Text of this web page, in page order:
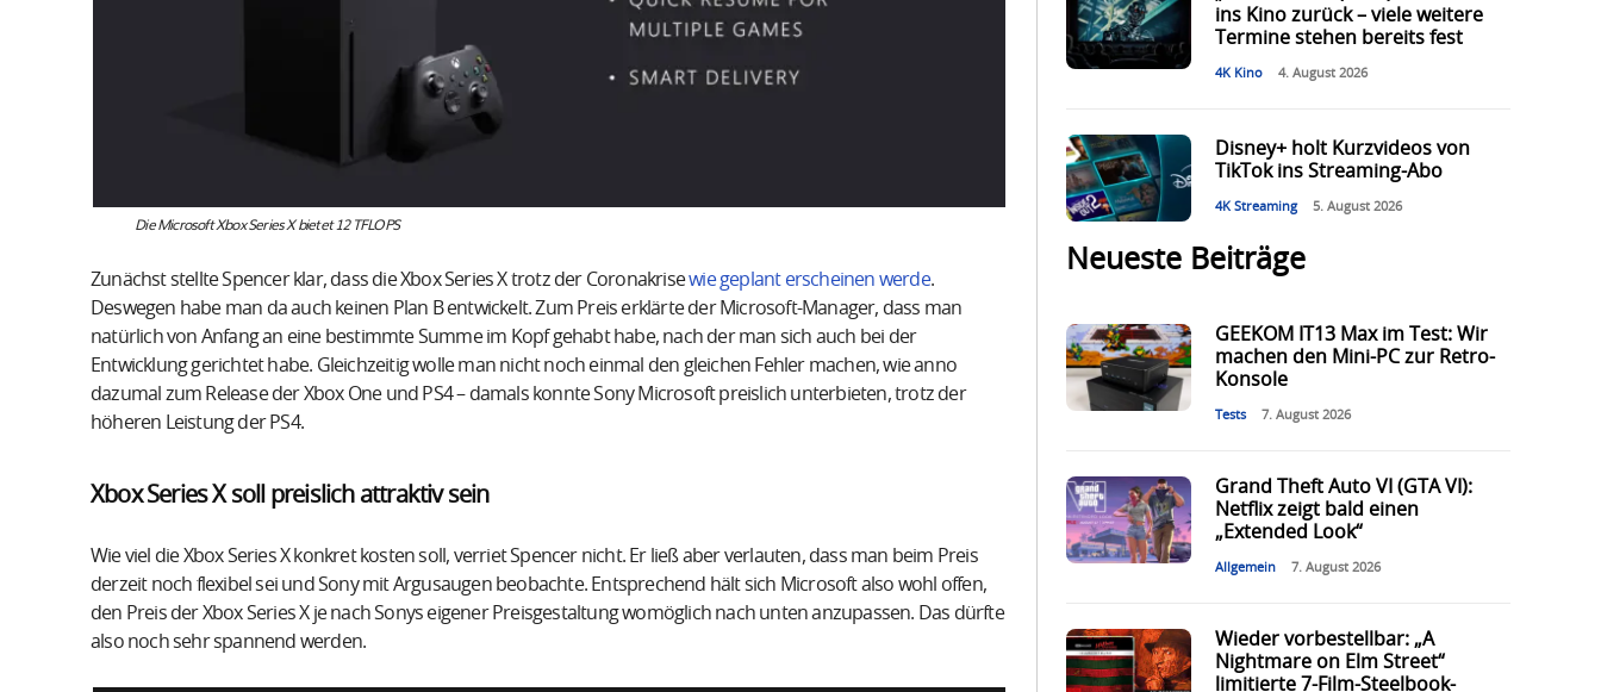
Die Microsoft Xbox Series X bietet 12 TFLOPS
Zunächst stellte Spencer klar, dass die Xbox Series X trotz der Coronakrisewie geplant erscheinen werde.
Deswegen habe man da auch keinen Plan B entwickelt. Zum Preis erklärte der Microsoft-Manager, dass man
natürlich von Anfang an eine bestimmte Summe im Kopf gehabt habe, nach der man sich auch bei der
Entwicklung gerichtet habe. Gleichzeitig wolle man nicht noch einmal den gleichen Fehler machen, wie anno
dazumal zum Release der Xbox One und PS4 – damals konnte Sony Microsoft preislich unterbieten, trotz der
höheren Leistung der PS4.
Xbox Series X soll preislich attraktiv sein
Wie viel die Xbox Series X konkret kosten soll, verriet Spencer nicht. Er ließ aber verlauten, dass man beim Preis
derzeit noch flexibel sei und Sony mit Argusaugen beobachte. Entsprechend hält sich Microsoft also wohl offen,
den Preis der Xbox Series X je nach Sonys eigener Preisgestaltung womöglich nach unten anzupassen. Das dürfte
also noch sehr spannend werden.
ins Kino zurück – viele weitere
Termine stehen bereits fest
4K Kino 4. August 2026
Disney+ holt Kurzvideos von
TikTok ins Streaming-Abo
4K Streaming 5. August 2026
Neueste Beiträge
GEEKOM IT13 Max im Test: Wir
machen den Mini-PC zur Retro-
Konsole
Tests 7. August 2026
Grand Theft Auto VI (GTA VI):
Netflix zeigt bald einen
„Extended Look“
Allgemein 7. August 2026
Wieder vorbestellbar: „A
Nightmare on Elm Street“
limitierte 7-Film-Steelbook-